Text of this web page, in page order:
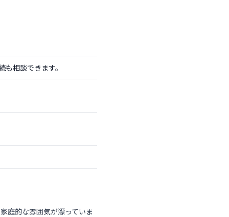
相談できます。
庭的な雰囲気が漂っていま